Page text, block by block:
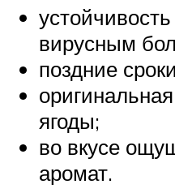
вирусным
поздние
ягоды;
во вкусе
аромат.